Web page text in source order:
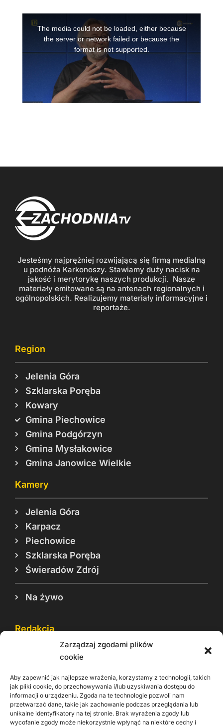
Zarządzaj zgodami plików
cookie
Aby zapewnić jak najlepsze wrażenia, korzystamy z technologii, takich
jak pliki cookie, do przechowywania i/lub uzyskiwania dostępu do
informacji o urządzeniu. Zgoda na te technologie pozwoli nam
przetwarzać dane, takie jak zachowanie podczas przeglądania lub
unikalne identyfikatory na tej stronie. Brak wyrażenia zgody lub
wycofanie zgody może niekorzystnie wpłynąć na niektóre cechy i
Jesteśmy najprężniej rozwijającą się firmą medialną
u podnóża Karkonoszy. Stawiamy duży nacisk na
jakość i merytorykę naszych produkcji. Nasze
materiały emitowane są na antenach regionalnych i
ogólnopolskich. Realizujemy materiały informacyjne i
reportaże.
Region
Jelenia Góra
Szklarska Poręba
Kowary
Gmina Piechowice
Gmina Podgórzyn
Gmina Mysłakowice
Gmina Janowice Wielkie
Kamery
Jelenia Góra
Karpacz
Piechowice
Szklarska Poręba
Świeradów Zdrój
Na żywo
Redakcja
Reklama
Rodo
Kontakt